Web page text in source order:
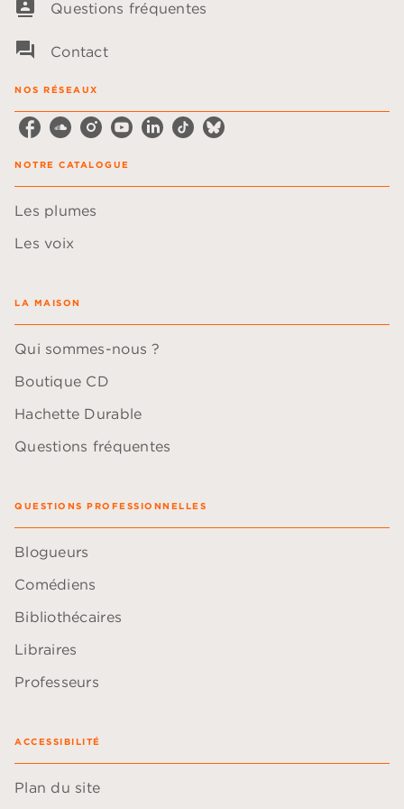
contacts Questions fréquentes
question_answer Contact
NOS RÉSEAUX
NOTRE CATALOGUE
Les plumes
Les voix
LA MAISON
Qui sommes-nous ?
Boutique CD
Hachette Durable
Questions fréquentes
QUESTIONS PROFESSIONNELLES
Blogueurs
Comédiens
Bibliothécaires
Libraires
Professeurs
ACCESSIBILITÉ
Plan du site